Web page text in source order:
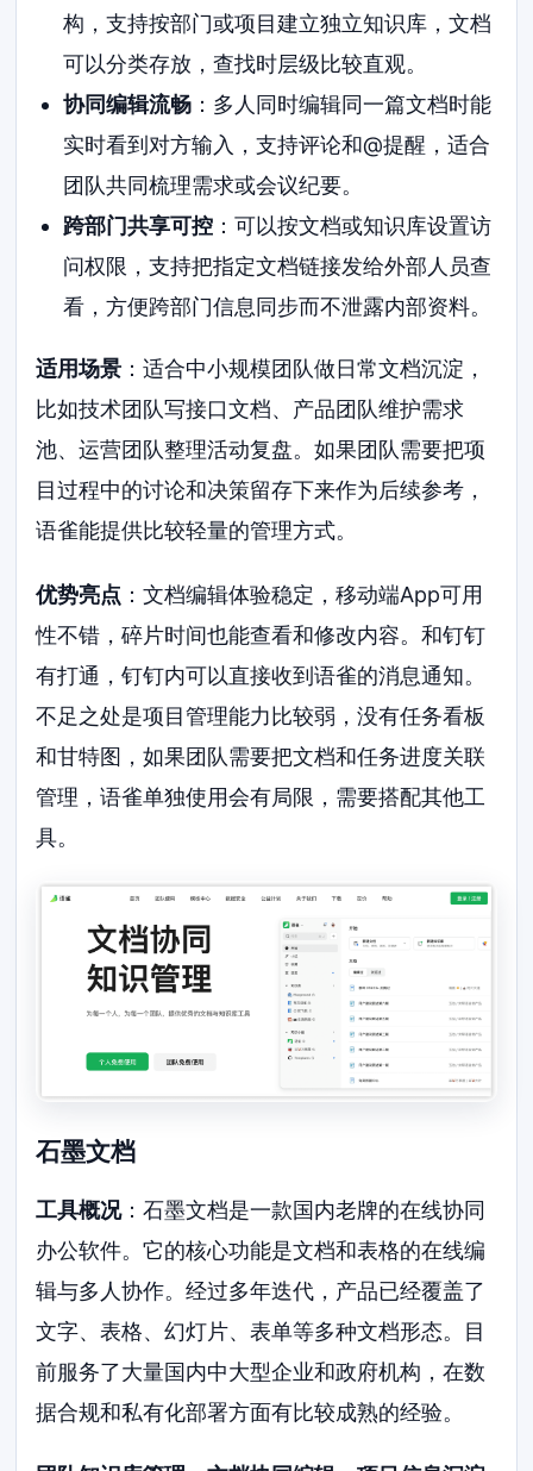
构，支持按部门或项目建立独立知识库，文档
可以分类存放，查找时层级比较直观。
协同编辑流畅：多人同时编辑同一篇文档时能
实时看到对方输入，支持评论和@提醒，适合
团队共同梳理需求或会议纪要。
跨部门共享可控：可以按文档或知识库设置访
问权限，支持把指定文档链接发给外部人员查
看，方便跨部门信息同步而不泄露内部资料。
适用场景 ：适合中小规模团队做日常文档沉淀，
比如技术团队写接口文档、产品团队维护需求
池、运营团队整理活动复盘。如果团队需要把项
目过程中的讨论和决策留存下来作为后续参考，
语雀能提供比较轻量的管理方式。
优势亮点 ：文档编辑体验稳定，移动端App可用
性不错，碎片时间也能查看和修改内容。和钉钉
有打通，钉钉内可以直接收到语雀的消息通知。
不足之处是项目管理能力比较弱，没有任务看板
和甘特图，如果团队需要把文档和任务进度关联
管理，语雀单独使用会有局限，需要搭配其他工
具。
石墨文档
工具概况：石墨文档是一款国内老牌的在线协同
办公软件。它的核心功能是文档和表格的在线编
辑与多人协作。经过多年迭代，产品已经覆盖了
文字、表格、幻灯片、表单等多种文档形态。目
前服务了大量国内中大型企业和政府机构，在数
据合规和私有化部署方面有比较成熟的经验。